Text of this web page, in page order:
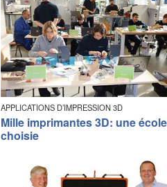
APPLICATIONS D’IMPRESSION 3D
Mille imprimantes 3D: une école
choisie